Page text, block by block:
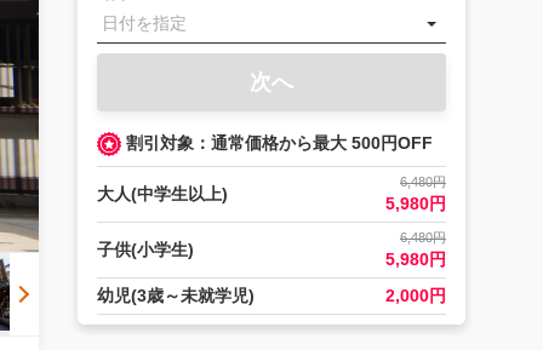
次へ
割引対象：通常価格から最大 500円OFF
大人(中学生以上)
6,480円
5,980円
子供(小学生)
6,480円
5,980円
幼児(3歳～未就学児)
2,000円